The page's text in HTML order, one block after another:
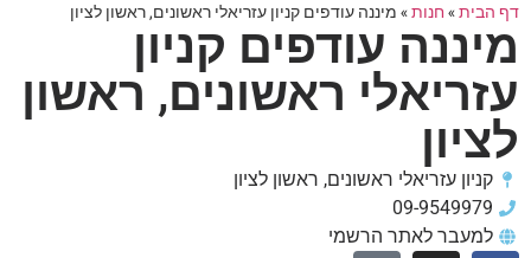
דף הבית» חנות» מיננה עודפים קניון עזריאלי ראשונים, ראשון לציון
מיננה עודפים קניון
עזריאלי ראשונים, ראשון
לציון
קניון עזריאלי ראשונים, ראשון לציון
09-9549979
למעבר לאתר הרשמי